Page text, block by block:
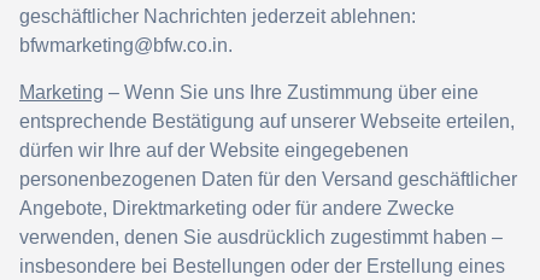
geschäftlicher Nachrichten jederzeit ablehnen:
bfwmarketing@bfw.co.in.
Marketing – Wenn Sie uns Ihre Zustimmung über eine
entsprechende Bestätigung auf unserer Webseite erteilen,
dürfen wir Ihre auf der Website eingegebenen
personenbezogenen Daten für den Versand geschäftlicher
Angebote, Direktmarketing oder für andere Zwecke
verwenden, denen Sie ausdrücklich zugestimmt haben –
insbesondere bei Bestellungen oder der Erstellung eines